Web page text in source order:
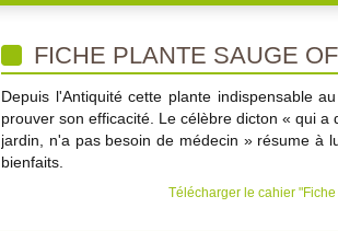
FICHE PLANTE SAUGE
Depuis l'Antiquité cette plante indispensable
prouver son efficacité. Le célèbre dicton « qui a
jardin, n'a pas besoin de médecin » résume à
bienfaits.
Télécharger le cahier